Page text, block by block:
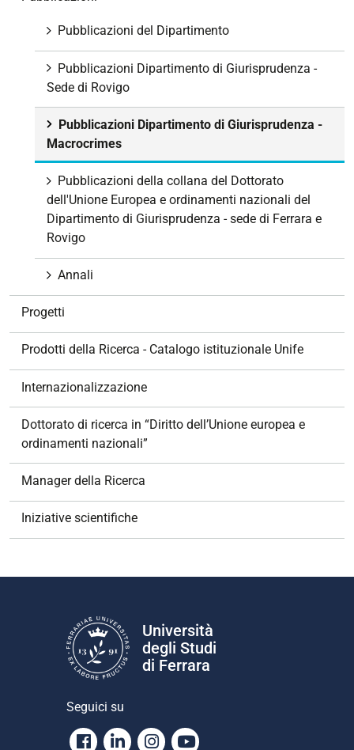
Pubblicazioni del Dipartimento
Pubblicazioni Dipartimento di Giurisprudenza -
Sede di Rovigo
Pubblicazioni Dipartimento di Giurisprudenza -
Macrocrimes
Pubblicazioni della collana del Dottorato
dell'Unione Europea e ordinamenti nazionali del
Dipartimento di Giurisprudenza - sede di Ferrara e
Rovigo
Annali
Progetti
Prodotti della Ricerca - Catalogo istituzionale Unife
Internazionalizzazione
Dottorato di ricerca in “Diritto dell’Unione europea e
ordinamenti nazionali”
Manager della Ricerca
Iniziative scientifiche
Università
degli Studi
di Ferrara
Seguici su
Facebook
LinkedinInstagram
Youtube